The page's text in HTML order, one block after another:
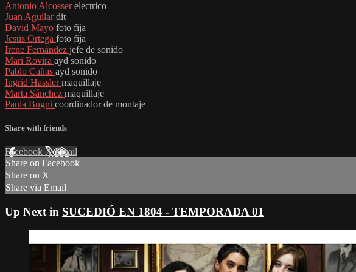
Antonio Alcosserelectrico
Juan Aguilardit
David Mayo foto fija
Jesús Ortega foto fija
Irene Fernández jefe de sonido
Mari Rovira ayd sonido
Pablo Cañas ayd sonido
Ingrid Hasslermaquillaje
Marta Sánchez maquillaje
Paula Bugni coordinador de montaje
Share with friends
Facebook XEmail
Share on Facebook
Share on X
Share via Email
Up Next in SUCEDIÓ EN 1804 - TEMPORADA 01